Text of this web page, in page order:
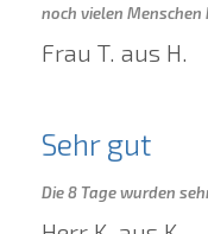
noch vielen Menschen
Frau T. aus H.
Sehr gut
Die 8 Tage wurden